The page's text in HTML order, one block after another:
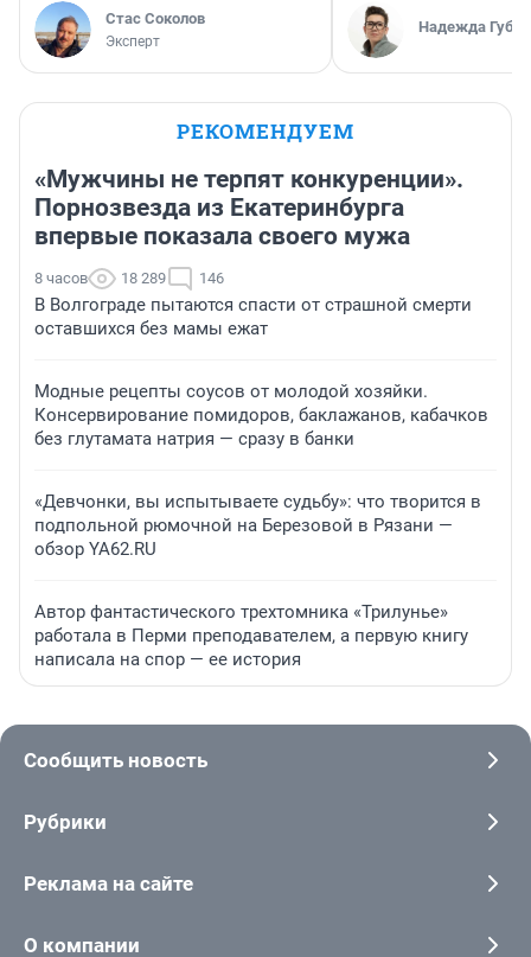
Стас Соколов
Эксперт
Надежда
РЕКОМЕНДУЕМ
«Мужчины не терпят конкуренции».
Порнозвезда из Екатеринбурга
впервые показала своего мужа
8 часов 18 289 146
В Волгограде пытаются спасти от страшной смерти
оставшихся без мамы ежат
Модные рецепты соусов от молодой хозяйки.
Консервирование помидоров, баклажанов, кабачков
без глутамата натрия — сразу в банки
«Девчонки, вы испытываете судьбу»: что творится в
подпольной рюмочной на Березовой в Рязани —
обзор YA62.RU
Автор фантастического трехтомника «Трилунье»
работала в Перми преподавателем, а первую книгу
написала на спор — ее история
Сообщить новость
Рубрики
Реклама на сайте
О компании